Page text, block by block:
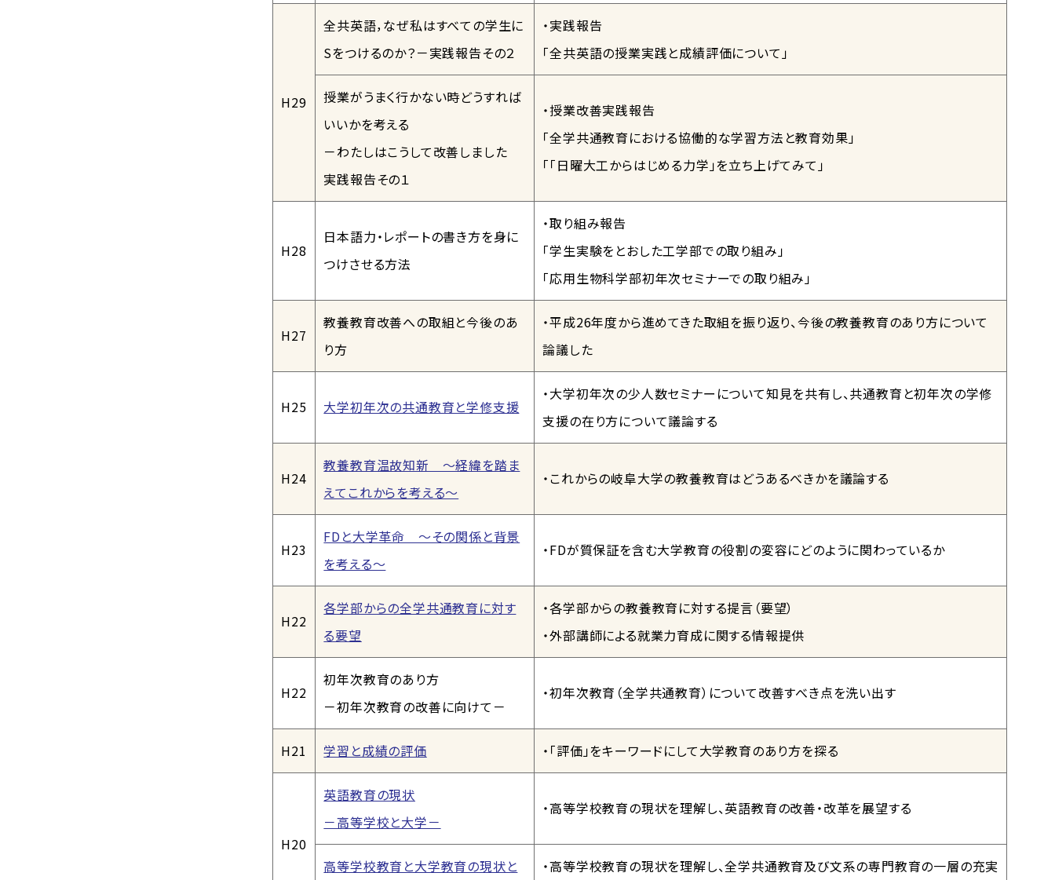
H29
全共英語，なぜ私はすべての学生に
Sをつけるのか？－実践報告その２
・実践報告
「全共英語の授業実践と成績評価について」
授業がうまく行かない時どうすれば
いいかを考える
－わたしはこうして改善しました
実践報告その１
・授業改善実践報告
「全学共通教育における協働的な学習方法と教育効果」
「「日曜大工からはじめる力学」を立ち上げてみて」
H28
日本語力・レポートの書き方を身に
つけさせる方法
・取り組み報告
「学生実験をとおした工学部での取り組み」
「応用生物科学部初年次セミナーでの取り組み」
H27
教養教育改善への取組と今後のあ
り方
・平成26年度から進めてきた取組を振り返り、今後の教養教育のあり方について
論議した
H25 大学初年次の共通教育と学修支援
・大学初年次の少人数セミナーについて知見を共有し、共通教育と初年次の学修
支援の在り方について議論する
H24
教養教育温故知新 ～経緯を踏ま
えてこれからを考える～
・これからの岐阜大学の教養教育はどうあるべきかを議論する
H23
FDと大学革命 ～その関係と背景
を考える～
・FDが質保証を含む大学教育の役割の変容にどのように関わっているか
H22
各学部からの全学共通教育に対す
る要望
・各学部からの教養教育に対する提言（要望）
・外部講師による就業力育成に関する情報提供
H22
初年次教育のあり方
－初年次教育の改善に向けて－
・初年次教育（全学共通教育）について改善すべき点を洗い出す
H21 学習と成績の評価 ・「評価」をキーワードにして大学教育のあり方を探る
H20
英語教育の現状
－高等学校と大学－
・高等学校教育の現状を理解し、英語教育の改善・改革を展望する
高等学校教育と大学教育の現状と ・高等学校教育の現状を理解し、全学共通教育及び文系の専門教育の一層の充実